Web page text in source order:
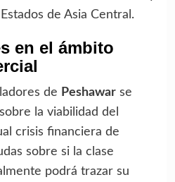
de Asia Central.
en el ámbito
de Peshawarse
la viabilidad del
crisis financiera de
sobre si la clase
podrá trazar su